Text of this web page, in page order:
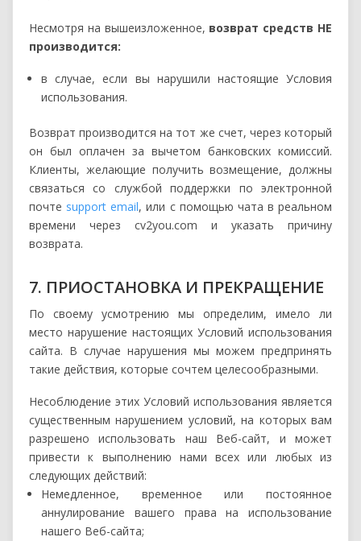
Несмотря на вышеизложенное, возврат средств НЕ
производится:
в случае, если вы нарушили настоящие Условия
использования.
Возврат производится на тот же счет, через который
он был оплачен за вычетом банковских комиссий.
Клиенты, желающие получить возмещение, должны
связаться со службой поддержки по электронной
почте support email, или с помощью чата в реальном
времени через cv2you.com и указать причину
возврата.
7. ПРИОСТАНОВКА И ПРЕКРАЩЕНИЕ
По своему усмотрению мы определим, имело ли
место нарушение настоящих Условий использования
сайта. В случае нарушения мы можем предпринять
такие действия, которые сочтем целесообразными.
Несоблюдение этих Условий использования является
существенным нарушением условий, на которых вам
разрешено использовать наш Веб-сайт, и может
привести к выполнению нами всех или любых из
следующих действий:
Немедленное, временное или постоянное
аннулирование вашего права на использование
нашего Веб-сайта;